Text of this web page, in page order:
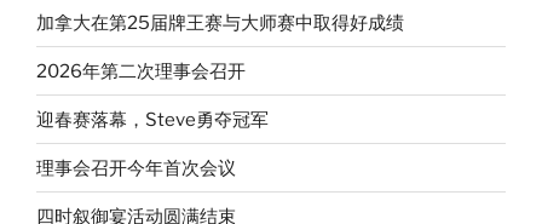
加拿大在第25届牌王赛与大师赛中取得好成绩
2026年第二次理事会召开
迎春赛落幕，Steve勇夺冠军
理事会召开今年首次会议
四时叙御宴活动圆满结束